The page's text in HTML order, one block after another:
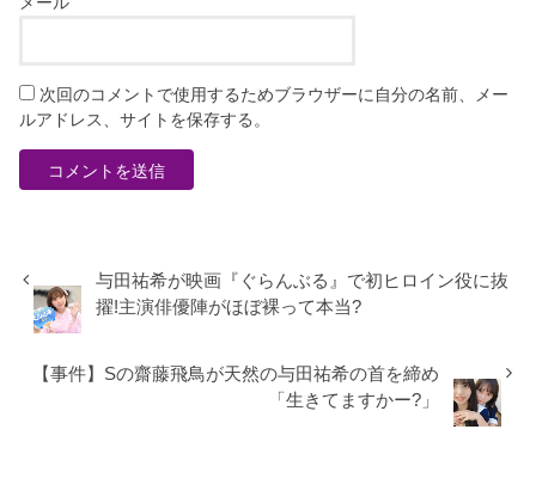
次回のコメントで使用するためブラウザーに自分の名前、メー
ルアドレス、サイトを保存する。
与田祐希が映画『ぐらんぶる』で初ヒロイン役に抜
擢!主演俳優陣がほぼ裸って本当?
【事件】Sの齋藤飛鳥が天然の与田祐希の首を締め
「生きてますかー?」